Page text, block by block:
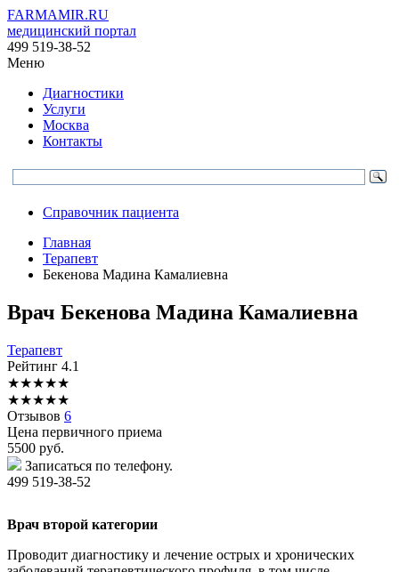
FARMAMIR.RU
медицинский портал
499 519-38-52
Меню
Диагностики
Услуги
Москва
Контакты
Справочник пациента
Главная
Терапевт
Бекенова Мадина Камалиевна
Врач Бекенова Мадина Камалиевна
Терапевт
Рейтинг 4.1
★★★★★
★★★★★
Отзывов 6
Цена первичного приема
5500 руб.
Записаться по телефону.
499 519-38-52
Врач второй категории
Проводит диагностику и лечение острых и хронических